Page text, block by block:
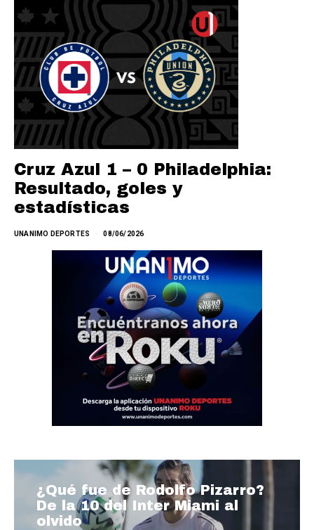
Cruz Azul 1 – 0 Philadelphia:
Resultado, goles y
estadísticas
UNANIMO DEPORTES 08/06/2026
¿Qué fue de Rodolfo Pizarro?
De la 10 del Inter Miami al
olvido